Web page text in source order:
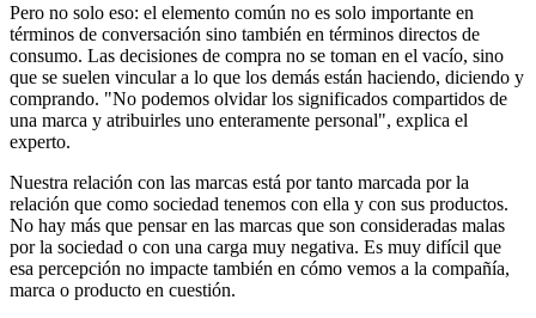
Pero no solo eso: el elemento común no es solo importante en
términos de conversación sino también en términos directos de
consumo. Las decisiones de compra no se toman en el vacío, sino
que se suelen vincular a lo que los demás están haciendo, diciendo y
comprando. "No podemos olvidar los significados compartidos de
una marca y atribuirles uno enteramente personal", explica el
experto.
Nuestra relación con las marcas está por tanto marcada por la
relación que como sociedad tenemos con ella y con sus productos.
No hay más que pensar en las marcas que son consideradas malas
por la sociedad o con una carga muy negativa. Es muy difícil que
esa percepción no impacte también en cómo vemos a la compañía,
marca o producto en cuestión.